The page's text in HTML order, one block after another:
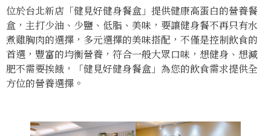
位於台北新店「健見好健身餐盒」提供健康高蛋白的營養餐
盒，主打少油、少鹽、低脂、美味，要讓健身餐不再只有水
煮雞胸肉的選擇，多元選擇的美味搭配，不僅是控制飲食的
首選，豐富的均衡營養，符合一般大眾口味，想健身、想減
肥不需要挨餓，「健見好健身餐盒」為您的飲食需求提供全
方位的營養選擇。